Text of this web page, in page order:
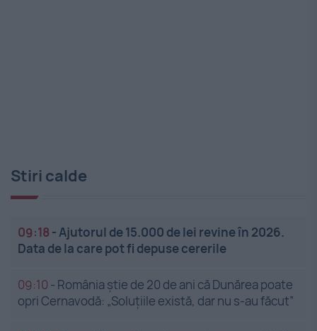
Stiri calde
09:18 -Ajutorul de 15.000 de lei revine în 2026.
Data de la care pot fi depuse cererile
09:10 - România știe de 20 de ani că Dunărea poate
opri Cernavodă: „Soluțiile există, dar nu s-au făcut”